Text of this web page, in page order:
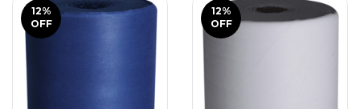
12%
OFF
12%
OFF